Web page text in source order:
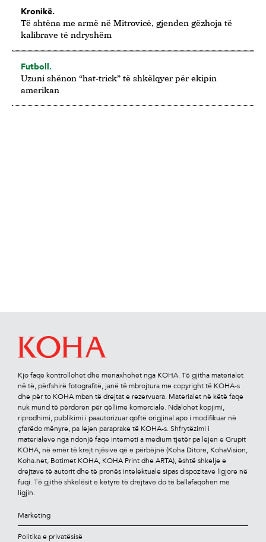
Kronikë.
Të shtëna me armë në Mitrovicë, gjenden gëzhoja të
kalibrave të ndryshëm
Futboll.
Uzuni shënon “hat-trick” të shkëlqyer për ekipin
amerikan
Kjo faqe kontrollohet dhe menaxhohet nga KOHA. Të gjitha materialet
në të, përfshirë fotograﬁtë, janë të mbrojtura me copyright të KOHA-s
dhe për to KOHA mban të drejtat e rezervuara. Materialet në këtë faqe
nuk mund të përdoren për qëllime komerciale. Ndalohet kopjimi,
riprodhimi, publikimi i paautorizuar qoftë origjinal apo i modiﬁkuar në
çfarëdo mënyre, pa lejen paraprake të KOHA-s. Shfrytëzimi i
materialeve nga ndonjë faqe interneti a medium tjetër pa lejen e Grupit
KOHA, në emër të krejt njësive që e përbëjnë (Koha Ditore, KohaVision,
Koha.net, Botimet KOHA, KOHA Print dhe ARTA), është shkelje e
drejtave të autorit dhe të pronës intelektuale sipas dispozitave ligjore në
fuqi. Të gjithë shkelësit e këtyre të drejtave do të ballafaqohen me
ligjin.
Marketing
Politika e privatësisë